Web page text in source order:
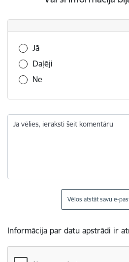
Vai šī informācija bija
Jā
Daļēji
Nē
Ja vēlies, ieraksti šeit komentāru
Vēlos atstāt savu e-
Informācija par datu apstrādi ir